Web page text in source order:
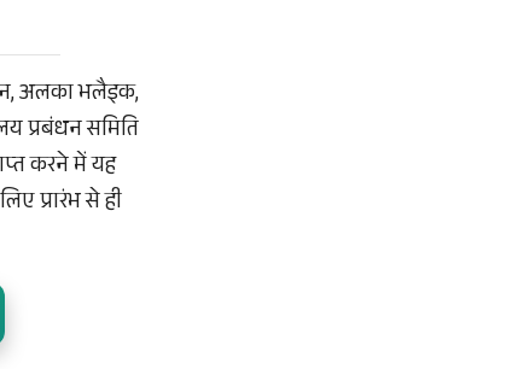
अलका भलैइक,
प्रबंधन समिति
करने में यह
प्रारंभ से ही